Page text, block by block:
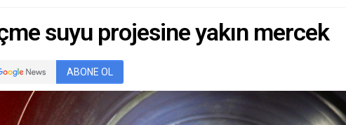
suyu projesine yakın mercek
ABONE OL